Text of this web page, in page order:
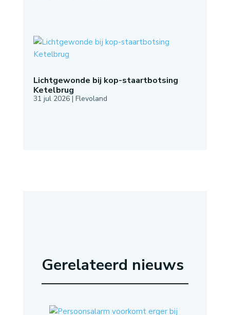
Lichtgewonde bij kop-staartbotsing
Ketelbrug
31 jul 2026| Flevoland
Gerelateerd nieuws